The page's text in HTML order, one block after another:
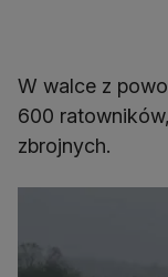
W walce z
600
zbrojnych.